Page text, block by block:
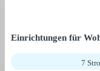
Einrichtungen für
7